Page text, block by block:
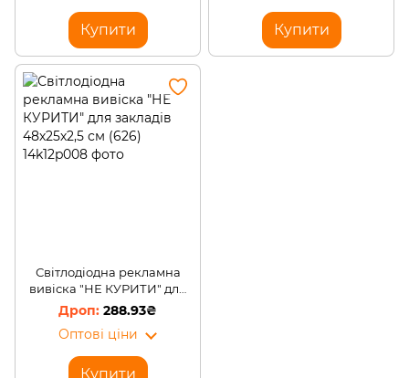
Купити Купити
Світлодіодна рекламна
вивіска "НЕ КУРИТИ" для
закладів 48х25х2,5 см (626)
288.93₴
Оптові ціни
Купити